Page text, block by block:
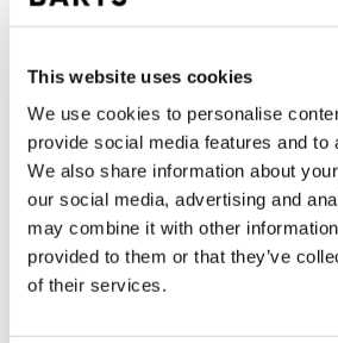
This website uses cookies
We use cookies to personalise
provide social media features and to
We also share information about
our social media, advertising and
may combine it with other
provided to them or that they’ve
of their services.
worden geplaatst, worden
Gratis verzending voor orders
NL
Binnen 30 dagen retourneren
BESCHRIJVING